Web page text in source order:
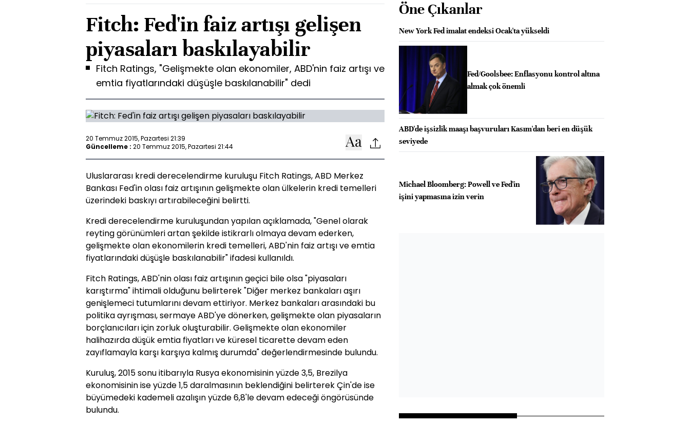
Fitch: Fed'in faiz artışı gelişen
piyasaları baskılayabilir
Fitch Ratings, "Gelişmekte olan ekonomiler, ABD'nin faiz artışı ve
emtia fiyatlarındaki düşüşle baskılanabilir" dedi
20 Temmuz 2015, Pazartesi 21:39
Güncelleme : 20 Temmuz 2015, Pazartesi 21:44
Uluslararası kredi derecelendirme kuruluşu Fitch Ratings, ABD Merkez
Bankası Fed'in olası faiz artışının gelişmekte olan ülkelerin kredi temelleri
üzerindeki baskıyı artırabileceğini belirtti.
Kredi derecelendirme kuruluşundan yapılan açıklamada, "Genel olarak
reyting görünümleri artan şekilde istikrarlı olmaya devam ederken,
gelişmekte olan ekonomilerin kredi temelleri, ABD'nin faiz artışı ve emtia
fiyatlarındaki düşüşle baskılanabilir" ifadesi kullanıldı.
Fitch Ratings, ABD'nin olası faiz artışının geçici bile olsa "piyasaları
karıştırma" ihtimali olduğunu belirterek "Diğer merkez bankaları aşırı
genişlemeci tutumlarını devam ettiriyor. Merkez bankaları arasındaki bu
politika ayrışması, sermaye ABD'ye dönerken, gelişmekte olan piyasaların
borçlanıcıları için zorluk oluşturabilir. Gelişmekte olan ekonomiler
halihazırda düşük emtia fiyatları ve küresel ticarette devam eden
zayıflamayla karşı karşıya kalmış durumda" değerlendirmesinde bulundu.
Kuruluş, 2015 sonu itibarıyla Rusya ekonomisinin yüzde 3,5, Brezilya
ekonomisinin ise yüzde 1,5 daralmasının beklendiğini belirterek Çin'de ise
büyümedeki kademeli azalışın yüzde 6,8'le devam edeceği öngörüsünde
bulundu.
Öne Çıkanlar
New York Fed imalat endeksi Ocak'ta yükseldi
Fed/Goolsbee: Enflasyonu kontrol altına
almak çok önemli
ABD'de işsizlik maaşı başvuruları Kasım'dan beri en düşük
seviyede
Michael Bloomberg: Powell ve Fed'in
işini yapmasına izin verin